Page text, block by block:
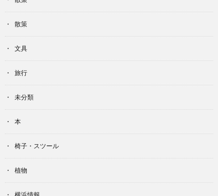
散策
文具
旅行
未分類
本
椅子・スツール
植物